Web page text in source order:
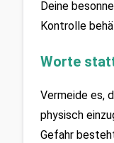
Deine
Kontrolle
Worte
Vermeide es,
physisch
Gefahr